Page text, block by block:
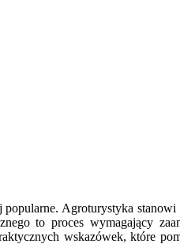
Agroturystyka stanowi
to proces wymagający
wskazówek, które